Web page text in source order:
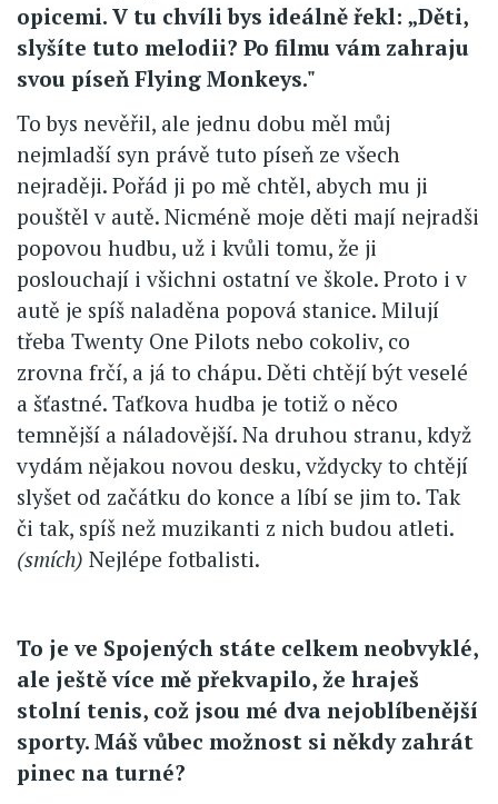
opicemi. V tu chvíli bys ideálně řekl: „Děti,
slyšíte tuto melodii? Po filmu vám zahraju
svou píseň Flying Monkeys."
To bys nevěřil, ale jednu dobu měl můj
nejmladší syn právě tuto píseň ze všech
nejraději. Pořád ji po mě chtěl, abych mu ji
pouštěl v autě. Nicméně moje děti mají nejradši
popovou hudbu, už i kvůli tomu, že ji
poslouchají i všichni ostatní ve škole. Proto i v
autě je spíš naladěna popová stanice. Milují
třeba Twenty One Pilots nebo cokoliv, co
zrovna frčí, a já to chápu. Děti chtějí být veselé
a šťastné. Taťkova hudba je totiž o něco
temnější a náladovější. Na druhou stranu, když
vydám nějakou novou desku, vždycky to chtějí
slyšet od začátku do konce a líbí se jim to. Tak
či tak, spíš než muzikanti z nich budou atleti.
(smích) Nejlépe fotbalisti.
To je ve Spojených státe celkem neobvyklé,
ale ještě více mě překvapilo, že hraješ
stolní tenis, což jsou mé dva nejoblíbenější
sporty. Máš vůbec možnost si někdy zahrát
pinec na turné?